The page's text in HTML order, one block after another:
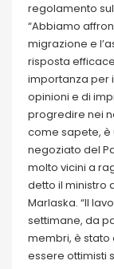
regolamento
“Abbiamo
migrazione e
risposta
importanza per
opinioni e di
progredire nei
come sapete, è
negoziato del
molto vicini a
detto il ministro
Marlaska. “Il
settimane, da
membri, è
essere ottimisti